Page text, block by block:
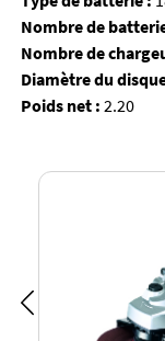
Nombre de
Nombre de
Diamètre du
Poids net : 2.20